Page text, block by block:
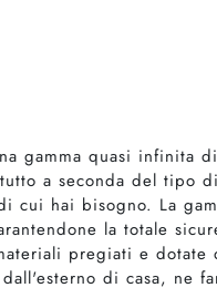
gamma quasi infinita
a seconda del tipo
cui hai bisogno. La
la totale
pregiati e
di casa, ne